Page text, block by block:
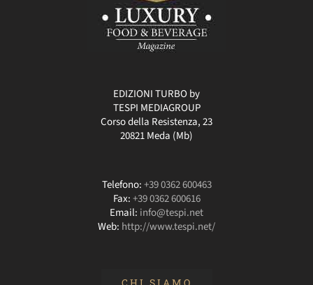
EDIZIONI TURBO by
TESPI MEDIAGROUP
Corso della Resistenza, 23
20821 Meda (Mb)
Telefono:+39 0362 600463
Fax:+39 0362 600616
Email: info@tespi.net
Web: http://www.tespi.net/